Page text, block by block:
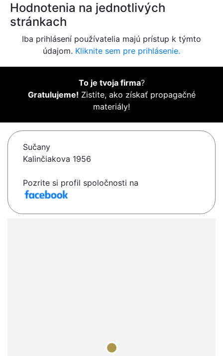
Hodnotenia na jednotlivých
stránkach
Iba prihlásení používatelia majú prístup k týmto
údajom. Kliknite sem pre prihlásenie.
To je tvoja firma?
Gratulujeme! Zistite, ako získať propagačné
materiály!
Sučany
Kalinčiakova 1956
Pozrite si profil spoločnosti na